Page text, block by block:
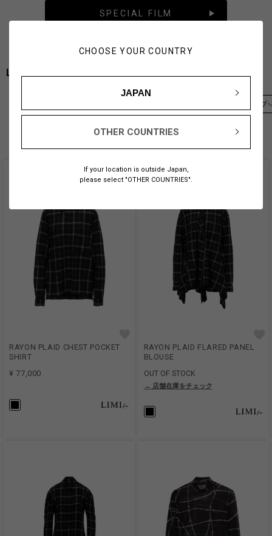
CHOOSE YOUR COUNTRY
JAPAN
OTHER COUNTRIES
If your location is outside Japan,
please select "OTHER COUNTRIES".
SPECIAL FILM
LIMI feu
商品タイプ
在庫あり
RAYON PLAID CHEST POCKET
SHIRT
¥ 77,000
RAYON PLAID FLARED PANEL
BLOUSE
OUT OF STOCK
→ 店舗在庫をチェック